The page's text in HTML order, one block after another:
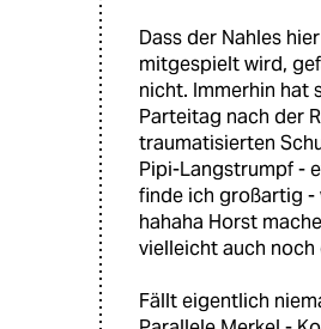
Dass der Nahles
mitgespielt wird,
nicht. Immerhin hat
Parteitag nach der
traumatisierten
Pipi-Langstrumpf -
finde ich großartig -
hahaha Horst
vielleicht auch noch
Fällt eigentlich